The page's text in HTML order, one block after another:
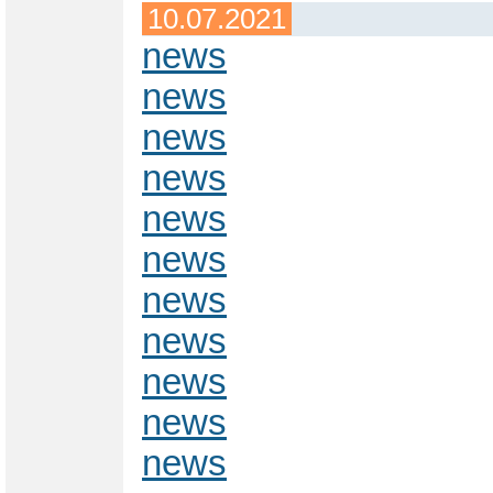
10.07.2021
news
news
news
news
news
news
news
news
news
news
news